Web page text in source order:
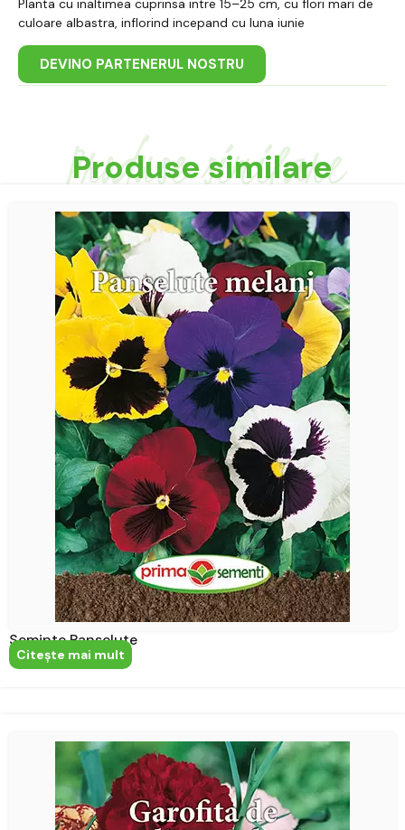
Planta cu inaltimea cuprinsa intre 15–25 cm, cu flori mari de
culoare albastra, inflorind incepand cu luna iunie
DEVINO PARTENERUL NOSTRU
Produse similare
Produse similare
Seminte Panselute
Citeşte mai mult